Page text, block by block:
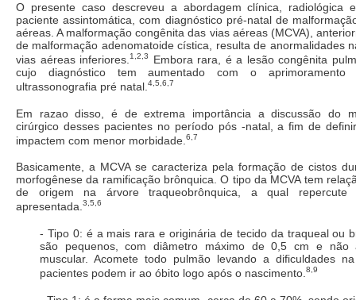
O presente caso descreveu a abordagem clínica, radiológica
paciente assintomática, com diagnóstico pré-natal de
aéreas. A malformação congênita das vias aéreas (MCVA),
de malformação adenomatoide cística, resulta de anormalidades
vias aéreas inferiores.1,2,3
Embora rara, é a lesão congênita
cujo diagnóstico tem aumentado com o
ultrassonografia pré natal. 4,5,6,7
Em razao disso, é de extrema importância a discussão do
cirúrgico desses pacientes no período pós -natal, a fim de
impactem com menor morbidade. 6,7
Basicamente, a MCVA se caracteriza pela formação de cistos
morfogênese da ramificação brônquica. O tipo da MCVA tem
de origem na árvore traqueobrônquica, a qual repercute
apresentada. 3,5,6
- Tipo 0: é a mais rara e originária de tecido da traqueal ou
são pequenos, com diâmetro máximo de 0,5 cm e não
muscular. Acomete todo pulmão levando a dificuldades
pacientes podem ir ao óbito logo após o nascimento. 8,9